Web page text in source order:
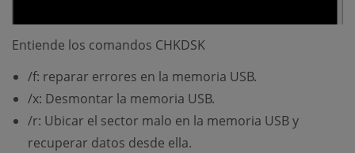
Entiende los comandos CHKDSK
/f: reparar errores en la memoria USB.
/x: Desmontar la memoria USB.
/r: Ubicar el sector malo en la memoria USB y
recuperar datos desde ella.